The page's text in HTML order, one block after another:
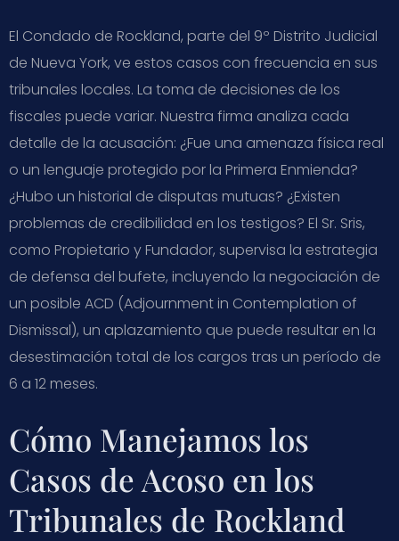
El Condado de Rockland, parte del 9º Distrito Judicial
de Nueva York, ve estos casos con frecuencia en sus
tribunales locales. La toma de decisiones de los
fiscales puede variar. Nuestra firma analiza cada
detalle de la acusación: ¿Fue una amenaza física real
o un lenguaje protegido por la Primera Enmienda?
¿Hubo un historial de disputas mutuas? ¿Existen
problemas de credibilidad en los testigos? El Sr. Sris,
como Propietario y Fundador, supervisa la estrategia
de defensa del bufete, incluyendo la negociación de
un posible ACD (Adjournment in Contemplation of
Dismissal), un aplazamiento que puede resultar en la
desestimación total de los cargos tras un período de
6 a 12 meses.
Cómo Manejamos los
Casos de Acoso en los
Tribunales de Rockland